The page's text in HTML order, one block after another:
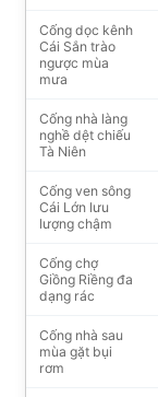
Cống dọc kênh
Cái Sắn trào
ngược mùa
mưa
Cống nhà làng
nghề dệt chiếu
Tà Niên
Cống ven sông
Cái Lớn lưu
lượng chậm
Cống chợ
Giồng Riềng đa
dạng rác
Cống nhà sau
mùa gặt bụi
rơm